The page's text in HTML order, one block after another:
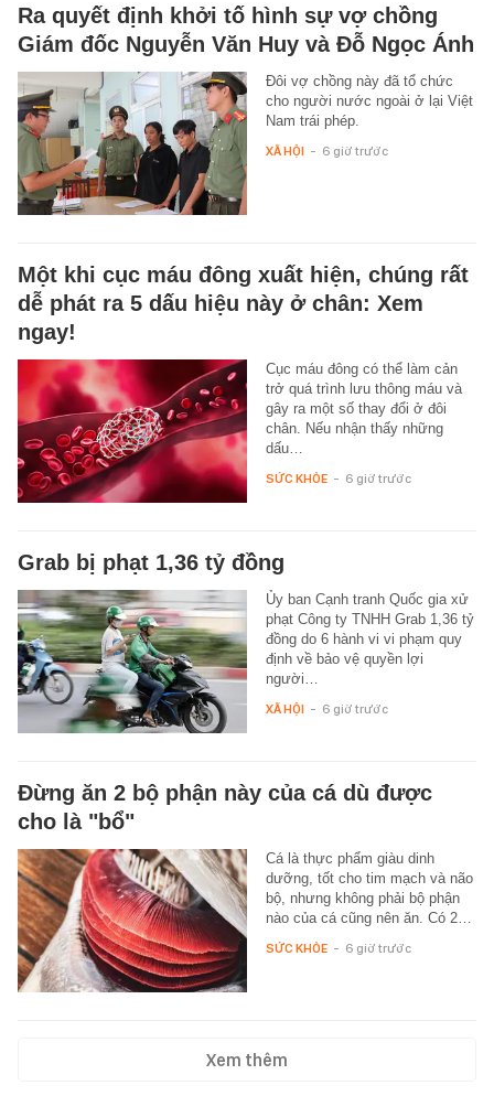
Ra quyết định khởi tố hình sự vợ chồng
Giám đốc Nguyễn Văn Huy và Đỗ Ngọc Ánh
Đôi vợ chồng này đã tổ chức
cho người nước ngoài ở lại Việt
Nam trái phép.
XÃ HỘI - 6 giờ trước
Một khi cục máu đông xuất hiện, chúng rất
dễ phát ra 5 dấu hiệu này ở chân: Xem
ngay!
Cục máu đông có thể làm cản
trở quá trình lưu thông máu và
gây ra một số thay đổi ở đôi
chân. Nếu nhận thấy những
dấu…
SỨC KHỎE - 6 giờ trước
Grab bị phạt 1,36 tỷ đồng
Ủy ban Cạnh tranh Quốc gia xử
phạt Công ty TNHH Grab 1,36 tỷ
đồng do 6 hành vi vi phạm quy
định về bảo vệ quyền lợi
người…
XÃ HỘI - 6 giờ trước
Đừng ăn 2 bộ phận này của cá dù được
cho là "bổ"
Cá là thực phẩm giàu dinh
dưỡng, tốt cho tim mạch và não
bộ, nhưng không phải bộ phận
nào của cá cũng nên ăn. Có 2…
SỨC KHỎE - 6 giờ trước
Xem thêm